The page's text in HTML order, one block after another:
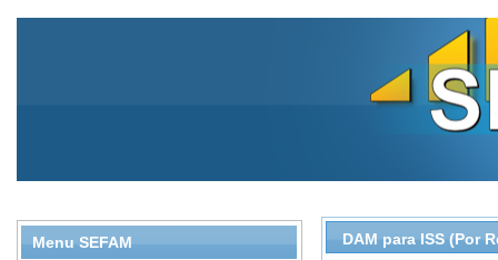
Menu SEFAM DAM para ISS (Por